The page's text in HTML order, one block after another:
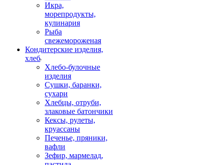
Икра,
морепродукты,
кулинария
Рыба
свежемороженая
Кондитерские изделия,
хлеб
Хлебо-булочные
изделия
Сушки, баранки,
сухари
Хлебцы, отруби,
злаковые батончики
Кексы, рулеты,
круассаны
Печенье, пряники,
вафли
Зефир, мармелад,